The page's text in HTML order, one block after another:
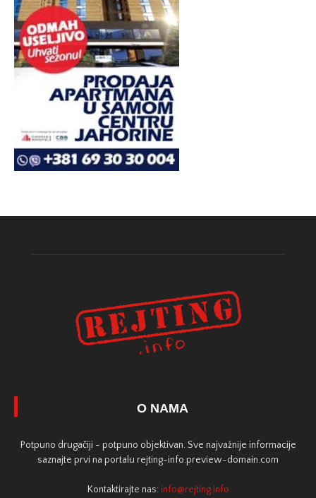
O NAMA
Potpuno drugačiji - potpuno objektivan. Sve najvažnije informacije
saznajte prvi na portalu rejting-info.preview-domain.com
Kontaktirajte nas: info@rejting.info